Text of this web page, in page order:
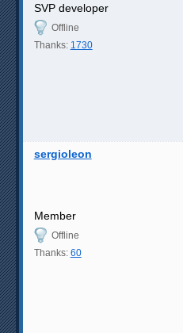
SVP developer
Offline
Thanks: 1730
sergioleon
Member
Offline
Thanks: 60